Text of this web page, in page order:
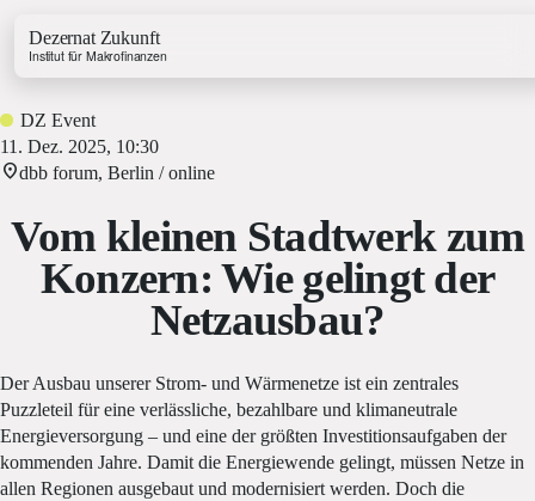
Dezernat Zukunft
Institut für Makrofinanzen
Growth & Budget Lab
Energy Lab
Business Lab
Price Lab
Haushaltstracker
Investitionstracker
DZ Event
11. Dez. 2025, 10:30
dbb forum, Berlin / online
Vom kleinen Stadtwerk zum
Konzern: Wie gelingt der
Netzausbau?
Der Ausbau unserer Strom- und Wärmenetze ist ein zentrales
Puzzleteil für eine verlässliche, bezahlbare und klimaneutrale
Energieversorgung – und eine der größten Investitionsaufgaben der
kommenden Jahre. Damit die Energiewende gelingt, müssen Netze in
allen Regionen ausgebaut und modernisiert werden. Doch die